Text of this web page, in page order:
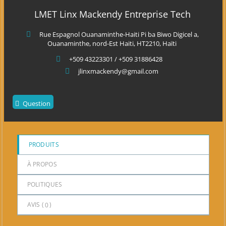
5
LMET Linx Mackendy Entreprise Tech
Rue Espagnol Ouanaminthe-Haiti Pi ba Biwo Digicel a,
Ouanaminthe, nord-Est Haiti, HT2210, Haïti
+509 43223301 / +509 31886428
jlinxmackendy@gmail.com
Question
PRODUITS
À PROPOS
POLITIQUES
AVIS (0)